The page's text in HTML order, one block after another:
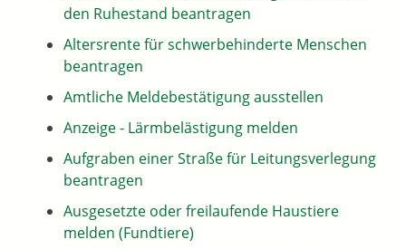
den Ruhestand beantragen
Altersrente für schwerbehinderte Menschen
beantragen
Amtliche Meldebestätigung ausstellen
Anzeige - Lärmbelästigung melden
Aufgraben einer Straße für Leitungsverlegung
beantragen
Ausgesetzte oder freilaufende Haustiere
melden (Fundtiere)